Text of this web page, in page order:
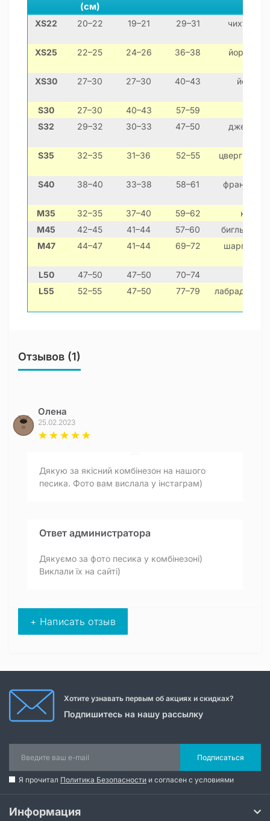
(см)
XS22 20–22 19–21 29–31
XS25 22–25 24–26 36–38
XS30 27–30 27–30 40–43
S30 27–30 40–43 57–59
S32
29–32 30–33 47–50 джек-
S35 32–35 31–36 52–55
S40 38–40 33–38 58–61
M35 32–35 37–40 59–62
M45
42–45 41–44 57–60
бигль,
M47
44–47 41–44 69–72
шарпей,
L50
47–50 47–50 70–74
L55
52–55 47–50 77–79 лабрадор,
Отзывов (1)
Олена
25.02.2023
Дякую за якісний комбінезон на нашого
песика. Фото вам вислала у інстаграм)
Ответ администратора
Дякуємо за фото песика у комбінезоні)
Виклали їх на сайті)
+ Написать отзыв
Хотите узнавать первым об акциях и скидках?
Подпишитесь на нашу рассылку
Подписаться
Я прочитал Политика Безопасности и согласен с условиями
Информация